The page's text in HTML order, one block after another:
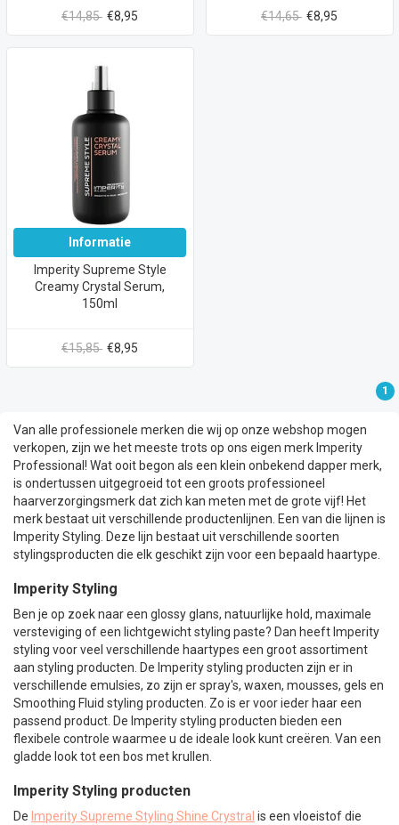
€14,85 €8,95 €14,65 €8,95
Informatie
Imperity Supreme Style
Creamy Crystal Serum,
150ml
€15,85 €8,95
1
Van alle professionele merken die wij op onze webshop mogen
verkopen, zijn we het meeste trots op ons eigen merk Imperity
Professional! Wat ooit begon als een klein onbekend dapper merk,
is ondertussen uitgegroeid tot een groots professioneel
haarverzorgingsmerk dat zich kan meten met de grote vijf! Het
merk bestaat uit verschillende productenlijnen. Een van die lijnen is
Imperity Styling. Deze lijn bestaat uit verschillende soorten
stylingsproducten die elk geschikt zijn voor een bepaald haartype.
Imperity Styling
Ben je op zoek naar een glossy glans, natuurlijke hold, maximale
versteviging of een lichtgewicht styling paste? Dan heeft Imperity
styling voor veel verschillende haartypes een groot assortiment
aan styling producten. De Imperity styling producten zijn er in
verschillende emulsies, zo zijn er spray's, waxen, mousses, gels en
Smoothing Fluid styling producten. Zo is er voor ieder haar een
passend product. De Imperity styling producten bieden een
flexibele controle waarmee u de ideale look kunt creëren. Van een
gladde look tot een bos met krullen.
Imperity Styling producten
De Imperity Supreme Styling Shine Crystral is een vloeistof die